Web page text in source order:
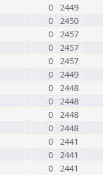
0 2449
0 2450
0 2457
0 2457
0 2457
0 2449
0 2448
0 2448
0 2448
0 2448
0 2441
0 2441
0 2441